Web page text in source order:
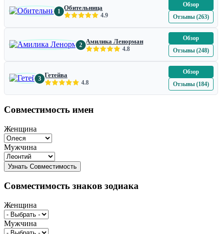
1 Обительница
4.9
Обзор
Отзывы (263)
2 Амилика Ленорман
4.8
Обзор
Отзывы (248)
3 Гетейва
4.8
Обзор
Отзывы (184)
Совместимость имен
Женщина
Мужчина
Совместимость знаков зодиака
Женщина
Мужчина